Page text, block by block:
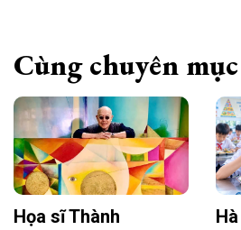
Cùng chuyên mục
Họa sĩ Thành